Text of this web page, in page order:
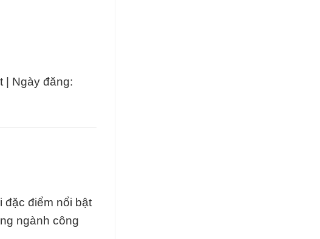
| Ngày đăng:
đặc điểm nổi bật
ngành công